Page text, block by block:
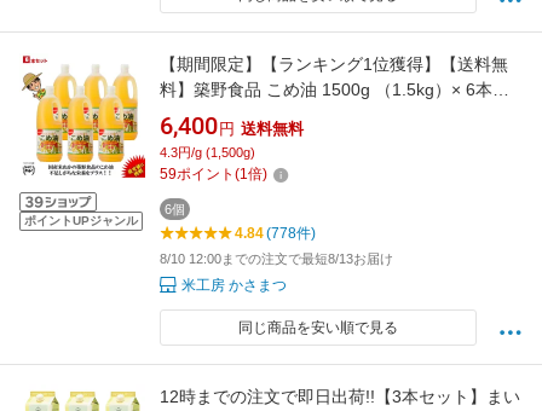
ポイントUPジャンル
【期間限定】【ランキング1位獲得】【送料無
料】築野食品 こめ油 1500g （1.5kg）× 6本
【TSUNO】【築野 国産 米油 コメ油 米サラダ
油 こめあぶら お買い得サイズ 油 安い 激安 話
題 健康】
6,400 円 送料無料
4.3円/g (1,500g)
59ポイント (1倍)
6個
4.84(778件)
8/10 12:00までの注文で最短8/13お届け
米工房 かさまつ
同じ商品を安い順で見る
12時までの注文で即日出荷!!【3本セット】まい